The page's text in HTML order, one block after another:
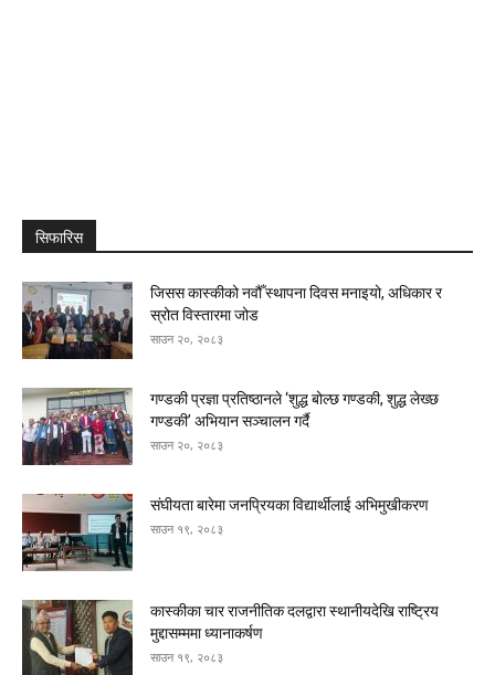
सिफारिस
जिसस कास्कीको नवौँ स्थापना दिवस मनाइयो, अधिकार र
स्रोत विस्तारमा जोड
साउन २०, २०८३
गण्डकी प्रज्ञा प्रतिष्ठानले ‘शुद्ध बोल्छ गण्डकी, शुद्ध लेख्छ
गण्डकी’ अभियान सञ्चालन गर्दै
साउन २०, २०८३
संघीयता बारेमा जनप्रियका विद्यार्थीलाई अभिमुखीकरण
साउन १९, २०८३
कास्कीका चार राजनीतिक दलद्वारा स्थानीयदेखि राष्ट्रिय
मुद्दासम्ममा ध्यानाकर्षण
साउन १९, २०८३